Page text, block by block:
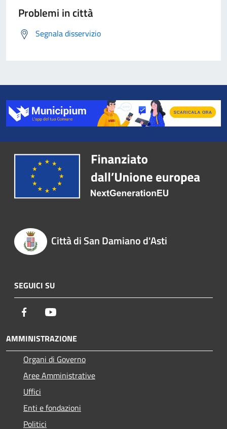
Problemi in città
Segnala disservizio
Città di San Damiano d'Asti
SEGUICI SU
Facebook
AMMINISTRAZIONE
Organi di Governo
Aree Amministrative
Uffici
Enti e fondazioni
Politici